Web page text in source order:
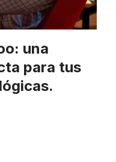
una
para tus